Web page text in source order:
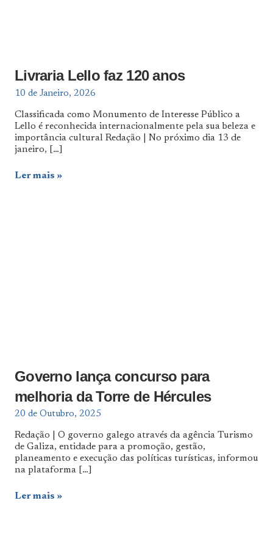
Livraria Lello faz 120 anos
10 de Janeiro, 2026
Classificada como Monumento de Interesse Público a
Lello é reconhecida internacionalmente pela sua beleza e
importância cultural Redação | No próximo dia 13 de
janeiro, […]
Ler mais
Governo lança concurso para
melhoria da Torre de Hércules
20 de Outubro, 2025
Redação | O governo galego através da agência Turismo
de Galiza, entidade para a promoção, gestão,
planeamento e execução das políticas turísticas, informou
na plataforma
[…]
Ler mais